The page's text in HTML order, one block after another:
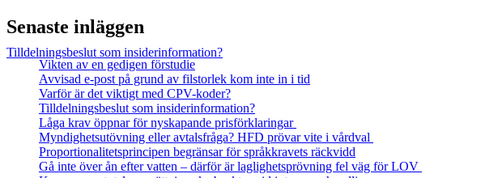
Tilldelningsbeslut som insiderinformation?
Senaste inläggen
Vikten av en gedigen förstudie
Avvisad e-post på grund av filstorlek kom inte in i tid
Varför är det viktigt med CPV-koder?
Tilldelningsbeslut som insiderinformation?
Låga krav öppnar för nyskapande prisförklaringar
Myndighetsutövning eller avtalsfråga? HFD prövar vite i vårdval
Proportionalitetsprincipen begränsar för språkkravets räckvidd
Gå inte över ån efter vatten – därför är laglighetsprövning fel väg för LOV